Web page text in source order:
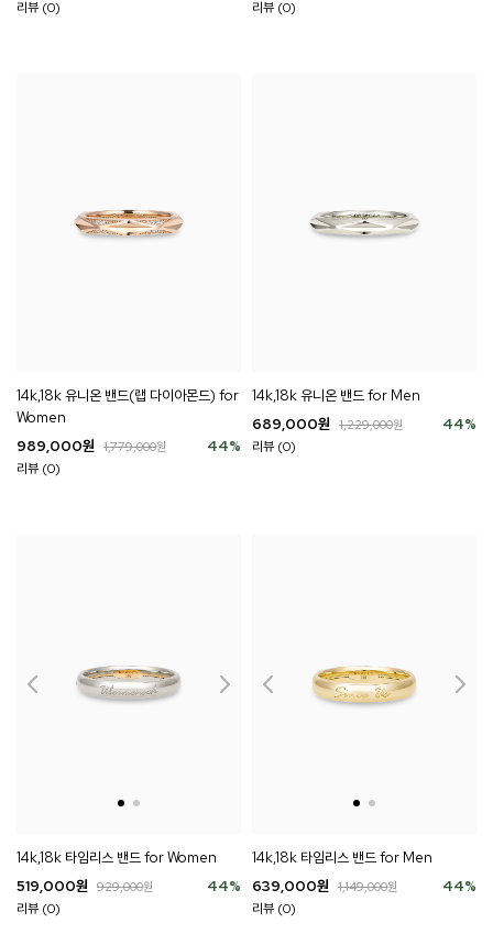
리뷰 (0) 리뷰 (0)
14k,18k 유니온 밴드(랩 다이아몬드) for
Women
44%
989,000원 1,779,000원
리뷰 (0)
14k,18k 유니온 밴드 for Men
44%
689,000원 1,229,000원
리뷰 (0)
14k,18k 타임리스 밴드 for Women
44%
519,000원 929,000원
리뷰 (0)
14k,18k 타임리스 밴드 for Men
44%
639,000원 1,149,000원
리뷰 (0)